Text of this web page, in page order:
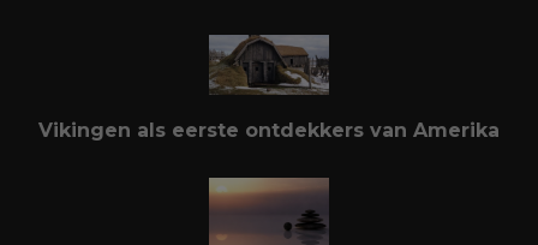
Vikingen als eerste ontdekkers van Amerika